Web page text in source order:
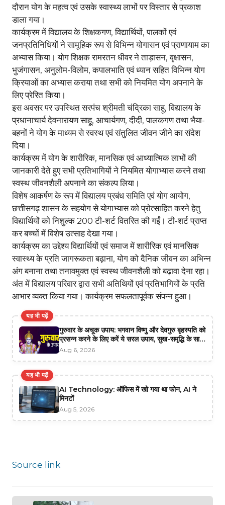
दौरान योग के महत्व एवं उसके स्वास्थ्य लाभों पर विस्तार से प्रकाश
डाला गया।
कार्यक्रम में विद्यालय के शिक्षकगण, विद्यार्थियों, पालकों एवं
जनप्रतिनिधियों ने सामूहिक रूप से विभिन्न योगासन एवं प्राणायाम का
अभ्यास किया। योग शिक्षक रामरतन धीवर ने ताड़ासन, वृक्षासन,
भुजंगासन, अनुलोम-विलोम, कपालभाति एवं ध्यान सहित विभिन्न योग
क्रियाओं का अभ्यास कराया तथा सभी को नियमित योग अपनाने के
लिए प्रेरित किया।
इस अवसर पर उपस्थित सरपंच श्रीमती चंद्रिका साहू, विद्यालय के
प्रधानाचार्य देवनारायण साहू, आचार्यगण, दीदी, पालकगण तथा भैया-
बहनों ने योग के माध्यम से स्वस्थ एवं संतुलित जीवन जीने का संदेश
दिया।
कार्यक्रम में योग के शारीरिक, मानसिक एवं आध्यात्मिक लाभों की
जानकारी देते हुए सभी प्रतिभागियों ने नियमित योगाभ्यास करने तथा
स्वस्थ जीवनशैली अपनाने का संकल्प लिया।
विशेष आकर्षण के रूप में विद्यालय प्रबंध समिति एवं योग आयोग,
छत्तीसगढ़ शासन के सहयोग से योगाभ्यास को प्रोत्साहित करने हेतु
विद्यार्थियों को निशुल्क 200 टी-शर्ट वितरित की गईं। टी-शर्ट प्राप्त
कर बच्चों में विशेष उत्साह देखा गया।
कार्यक्रम का उद्देश्य विद्यार्थियों एवं समाज में शारीरिक एवं मानसिक
स्वास्थ्य के प्रति जागरूकता बढ़ाना, योग को दैनिक जीवन का अभिन्न
अंग बनाना तथा तनावमुक्त एवं स्वस्थ जीवनशैली को बढ़ावा देना रहा।
अंत में विद्यालय परिवार द्वारा सभी अतिथियों एवं प्रतिभागियों के प्रति
आभार व्यक्त किया गया। कार्यक्रम सफलतापूर्वक संपन्न हुआ।
यह भी पढ़ें
गुरुवार के अचूक उपाय: भगवान विष्णु और देवगुरु बृहस्पति को
प्रसन्न करने के लिए करें ये सरल उपाय, सुख-समृद्धि के साथ
मिलेगा भाग्य का साथ
Aug 6, 2026
यह भी पढ़ें
AI Technology: ऑफिस में खो गया था फोन, AI ने
मिनटों
Aug 5, 2026
Source link